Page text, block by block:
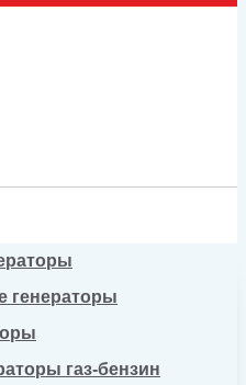
генераторы
газ-бензин